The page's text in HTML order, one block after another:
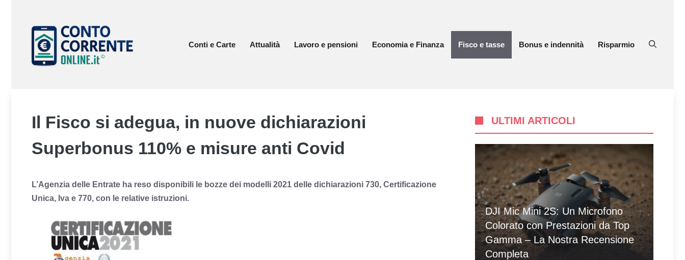
contenuto
Conti e Carte
Attualità Lavoro e pensioni Economia e Finanza Fisco e tasse Bonus e indennità Risparmio
Il Fisco si adegua, in nuove dichiarazioni
Superbonus 110% e misure anti Covid
L’Agenzia delle Entrate ha reso disponibili le bozze dei modelli 2021 delle dichiarazioni 730, Certificazione
Unica, Iva e 770, con le relative istruzioni.
ULTIMI ARTICOLI
DJI Mic Mini 2S: Un Microfono
Colorato con Prestazioni da Top
Gamma – La Nostra Recensione
Completa